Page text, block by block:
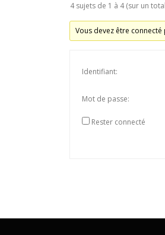
4 sujets de 1 à 4 (sur un
Vous devez être
Identifiant:
Mot de passe:
Rester connecté